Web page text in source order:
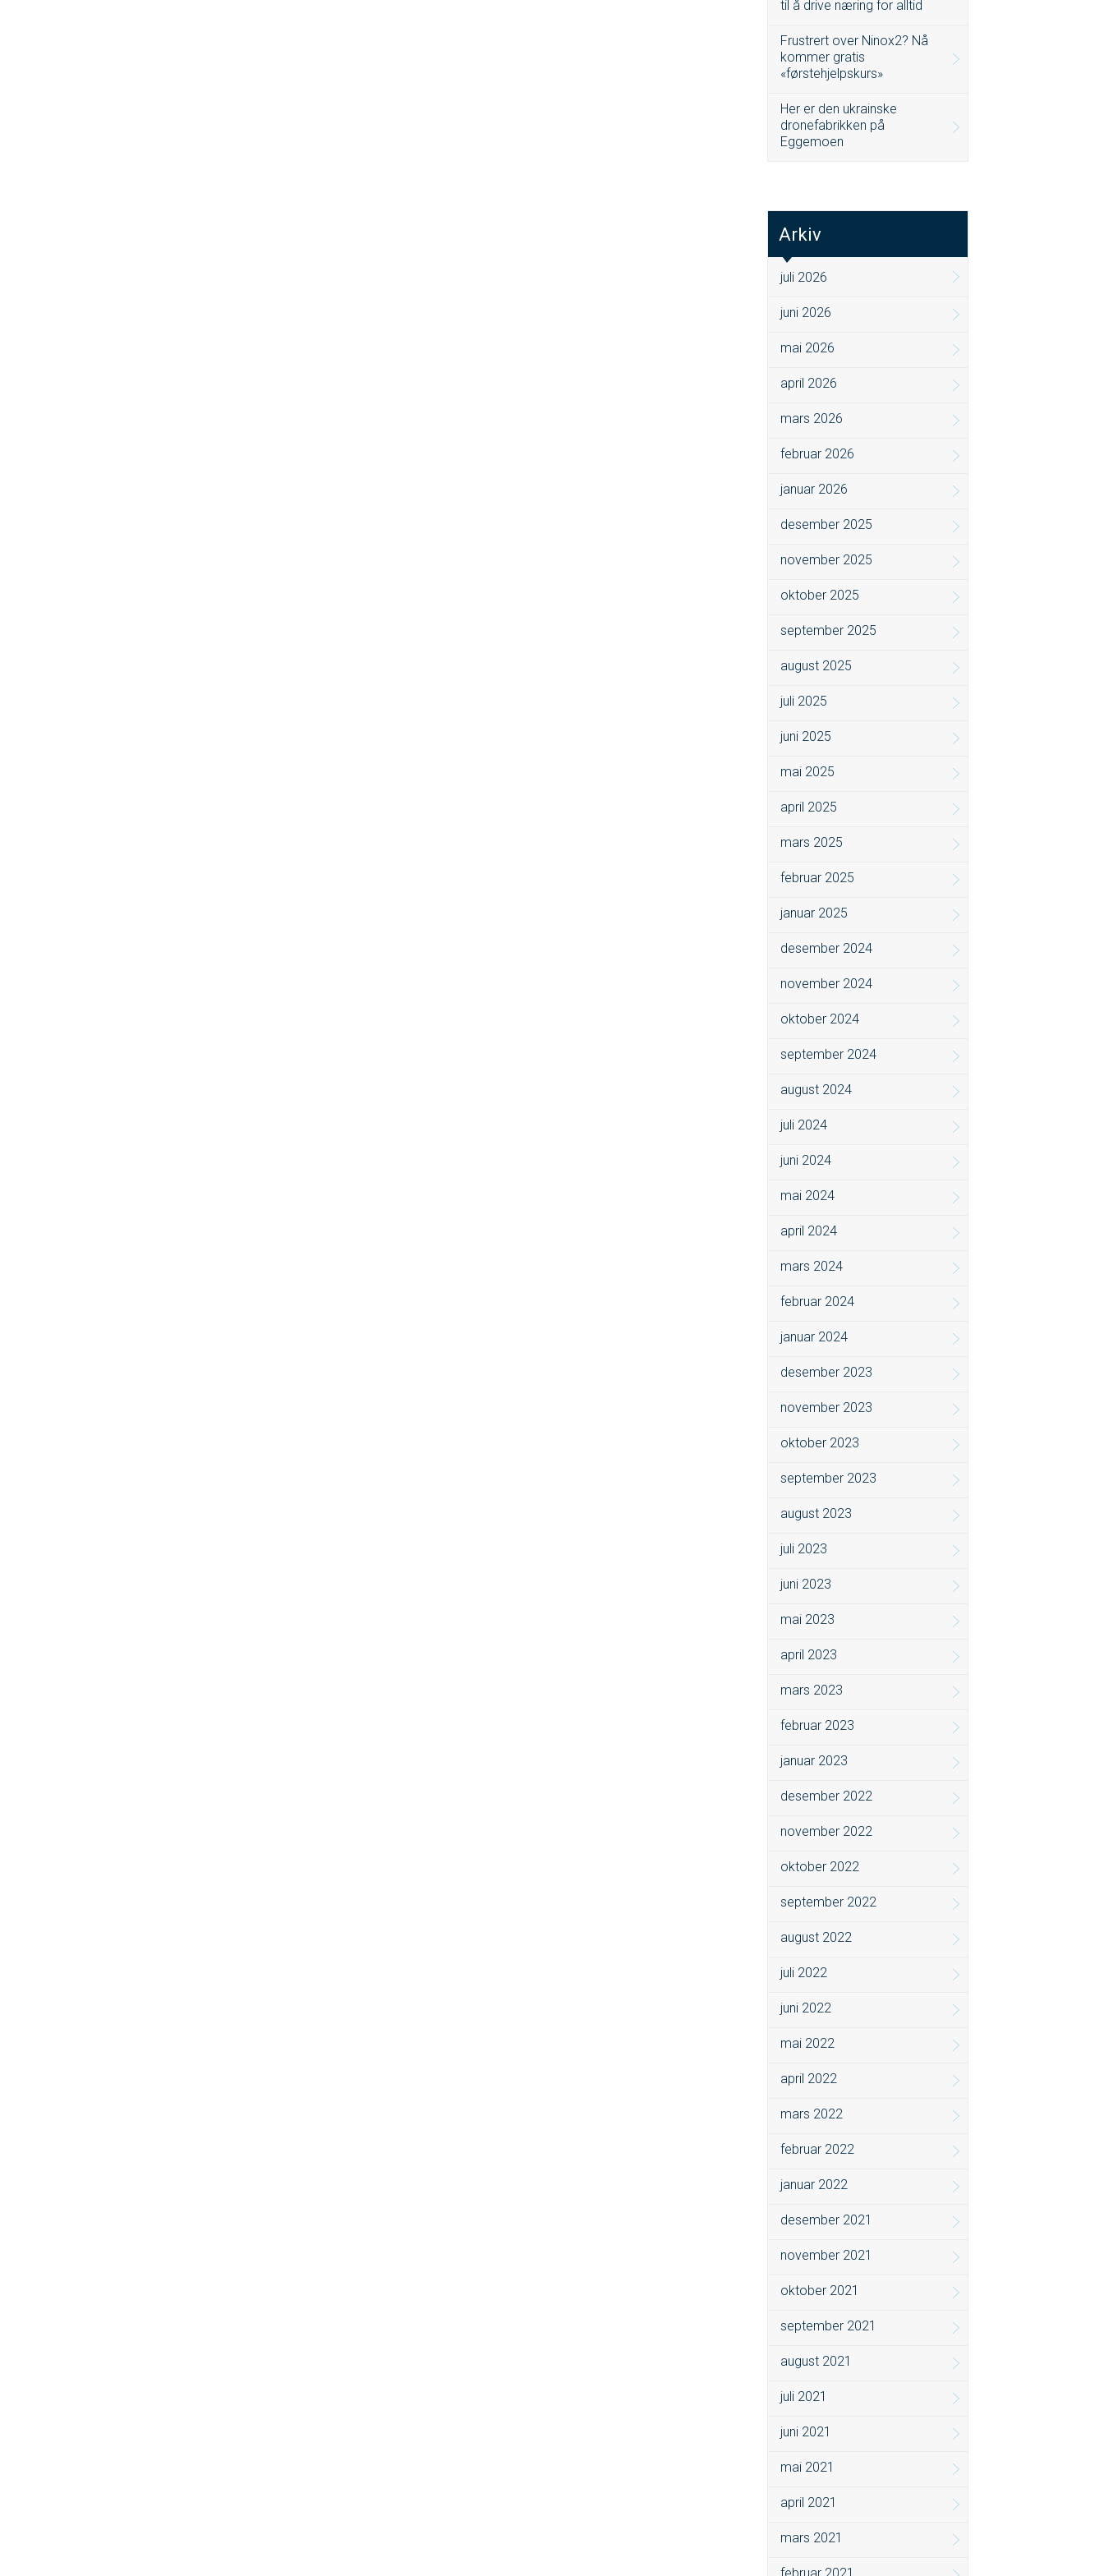
til å drive næring for alltid
Frustrert over Ninox2? Nå
kommer gratis
«førstehjelpskurs»
Her er den ukrainske
dronefabrikken på
Eggemoen
Arkiv
juli 2026
juni 2026
mai 2026
april 2026
mars 2026
februar 2026
januar 2026
desember 2025
november 2025
oktober 2025
september 2025
august 2025
juli 2025
juni 2025
mai 2025
april 2025
mars 2025
februar 2025
januar 2025
desember 2024
november 2024
oktober 2024
september 2024
august 2024
juli 2024
juni 2024
mai 2024
april 2024
mars 2024
februar 2024
januar 2024
desember 2023
november 2023
oktober 2023
september 2023
august 2023
juli 2023
juni 2023
mai 2023
april 2023
mars 2023
februar 2023
januar 2023
desember 2022
november 2022
oktober 2022
september 2022
august 2022
juli 2022
juni 2022
mai 2022
april 2022
mars 2022
februar 2022
januar 2022
desember 2021
november 2021
oktober 2021
september 2021
august 2021
juli 2021
juni 2021
mai 2021
april 2021
mars 2021